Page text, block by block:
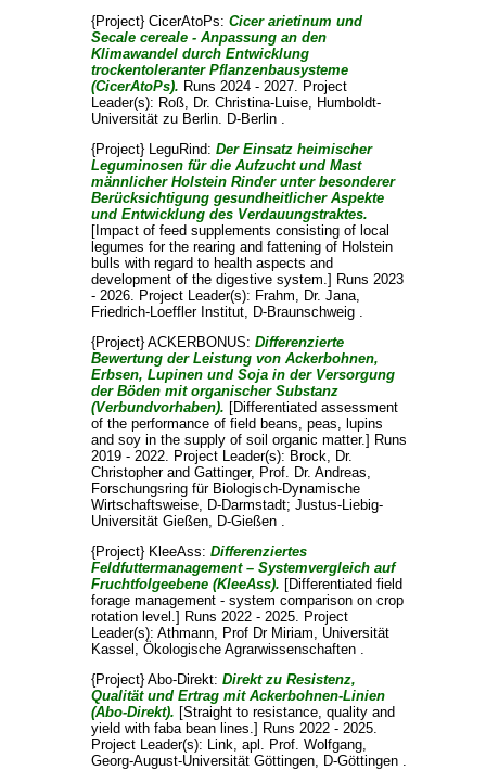
{Project} CicerAtoPs: Cicer arietinum und
Secale cereale - Anpassung an den
Klimawandel durch Entwicklung
trockentoleranter Pflanzenbausysteme
(CicerAtoPs). Runs 2024 - 2027. Project
Leader(s): Roß, Dr. Christina-Luise, Humboldt-
Universität zu Berlin. D-Berlin .
{Project} LeguRind: Der Einsatz heimischer
Leguminosen für die Aufzucht und Mast
männlicher Holstein Rinder unter besonderer
Berücksichtigung gesundheitlicher Aspekte
und Entwicklung des Verdauungstraktes.
[Impact of feed supplements consisting of local
legumes for the rearing and fattening of Holstein
bulls with regard to health aspects and
development of the digestive system.] Runs 2023
- 2026. Project Leader(s): Frahm, Dr. Jana,
Friedrich-Loeffler Institut, D-Braunschweig .
{Project} ACKERBONUS: Differenzierte
Bewertung der Leistung von Ackerbohnen,
Erbsen, Lupinen und Soja in der Versorgung
der Böden mit organischer Substanz
(Verbundvorhaben). [Differentiated assessment
of the performance of field beans, peas, lupins
and soy in the supply of soil organic matter.] Runs
2019 - 2022. Project Leader(s): Brock, Dr.
Christopherand Gattinger, Prof. Dr. Andreas,
Forschungsring für Biologisch-Dynamische
Wirtschaftsweise, D-Darmstadt; Justus-Liebig-
Universität Gießen, D-Gießen .
{Project} KleeAss: Differenziertes
Feldfuttermanagement – Systemvergleich auf
Fruchtfolgeebene (KleeAss). [Differentiated field
forage management - system comparison on crop
rotation level.] Runs 2022 - 2025. Project
Leader(s): Athmann, Prof Dr Miriam, Universität
Kassel, Ökologische Agrarwissenschaften .
{Project} Abo-Direkt: Direkt zu Resistenz,
Qualität und Ertrag mit Ackerbohnen-Linien
(Abo-Direkt). [Straight to resistance, quality and
yield with faba bean lines.] Runs 2022 - 2025.
Project Leader(s): Link, apl. Prof. Wolfgang,
Georg-August-Universität Göttingen, D-Göttingen .